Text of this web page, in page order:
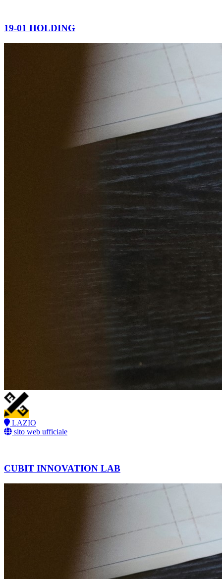
19-01 HOLDING
LAZIO
sito web ufficiale
CUBIT INNOVATION LAB